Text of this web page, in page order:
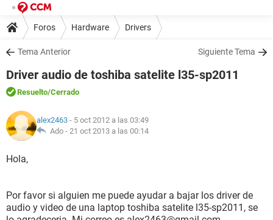
Foros Hardware Drivers
Tema Anterior Siguiente Tema
Driver audio de toshiba satelite l35-sp2011
Resuelto/Cerrado
alex2463 - 5 oct 2012 a las 03:49
Ado - 21 oct 2013 a las 00:14
Hola,
Por favor si alguien me puede ayudar a bajar los driver de
audio y video de una laptop toshiba satelite l35-sp2011, se